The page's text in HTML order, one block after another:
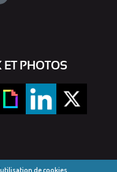
PHOTOS
de cookies.